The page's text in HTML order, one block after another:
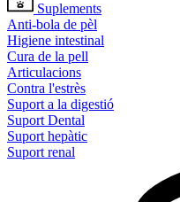
Suplements
Anti-bola de pèl
Higiene intestinal
Cura de la pell
Articulacions
Contra l'estrès
Suport a la digestió
Suport Dental
Suport hepàtic
Suport renal